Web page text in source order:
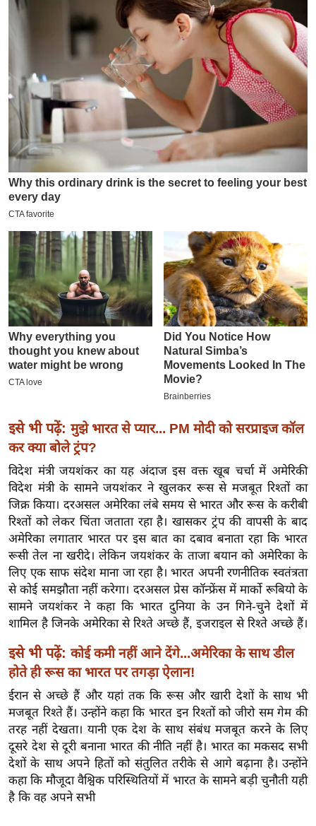
क्रि
के
P
L
2
0
6
क्रा
म
ई
-
पे
प
र
मि
सा
बे
मि
सा
ल
श
ख्सि
य
त
यं
ग
इं
डि
या
हि
त्य
ज
ग
त
ऑ
इसे भी पढ़ें: मुझे भारत से प्यार... PM मोदी को सरप्राइज कॉल
कर क्या बोले ट्रंप?
विदेश मंत्री जयशंकर का यह अंदाज इस वक्त खूब चर्चा में अमेरिकी
विदेश मंत्री के सामने जयशंकर ने खुलकर रूस से मजबूत रिश्तों का
जिक्र किया। दरअसल अमेरिका लंबे समय से भारत और रूस के करीबी
रिश्तों को लेकर चिंता जताता रहा है। खासकर ट्रंप की वापसी के बाद
अमेरिका लगातार भारत पर इस बात का दबाव बनाता रहा कि भारत
रूसी तेल ना खरीदे। लेकिन जयशंकर के ताजा बयान को अमेरिका के
लिए एक साफ संदेश माना जा रहा है। भारत अपनी रणनीतिक स्वतंत्रता
से कोई समझौता नहीं करेगा। दरअसल प्रेस कॉन्फ्रेंस में मार्को रूबियो के
सामने जयशंकर ने कहा कि भारत दुनिया के उन गिने-चुने देशों में
शामिल है जिनके अमेरिका से रिश्ते अच्छे हैं, इजराइल से रिश्ते अच्छे हैं।
इसे भी पढ़ें: कोई कमी नहीं आने देंगे...अमेरिका के साथ डील
होते ही रूस का भारत पर तगड़ा ऐलान!
ईरान से अच्छे हैं और यहां तक कि रूस और खारी देशों के साथ भी
मजबूत रिश्ते हैं। उन्होंने कहा कि भारत इन रिश्तों को जीरो सम गेम की
तरह नहीं देखता। यानी एक देश के साथ संबंध मजबूत करने के लिए
दूसरे देश से दूरी बनाना भारत की नीति नहीं है। भारत का मकसद सभी
देशों के साथ अपने हितों को संतुलित तरीके से आगे बढ़ाना है। उन्होंने
कहा कि मौजूदा वैश्विक परिस्थितियों में भारत के सामने बड़ी चुनौती यही
है कि वह अपने सभी